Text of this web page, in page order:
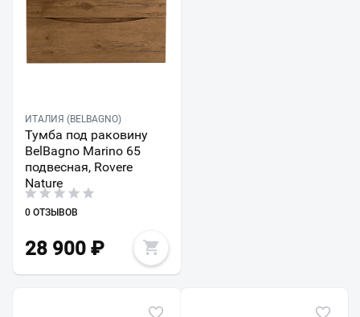
ИТАЛИЯ (BELBAGNO)
Тумба под раковину
BelBagno Marino 65
подвесная, Rovere
Nature
0 ОТЗЫВОВ
28 900 ₽